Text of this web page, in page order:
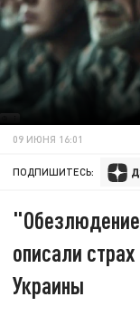
09 ИЮНЯ 16:01
ПОДПИШИТЕСЬ:
описали
Украины